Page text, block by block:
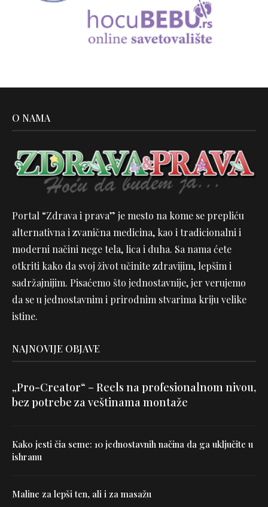
O NAMA
Portal “Zdrava i prava” je mesto na kome se prepliću
alternativna i zvanična medicina, kao i tradicionalni i
moderni načini nege tela, lica i duha. Sa nama ćete
otkriti kako da svoj život učinite zdravijim, lepšim i
sadržajnijim. Pisaćemo što jednostavnije, jer verujemo
da se u jednostavnim i prirodnim stvarima kriju velike
istine.
NAJNOVIJE OBJAVE
„Pro-Creator“ – Reels na profesionalnom nivou,
bez potrebe za veštinama montaže
Kako jesti čia seme: 10 jednostavnih načina da ga uključite u
ishranu
Maline za lepši ten, ali i za masažu